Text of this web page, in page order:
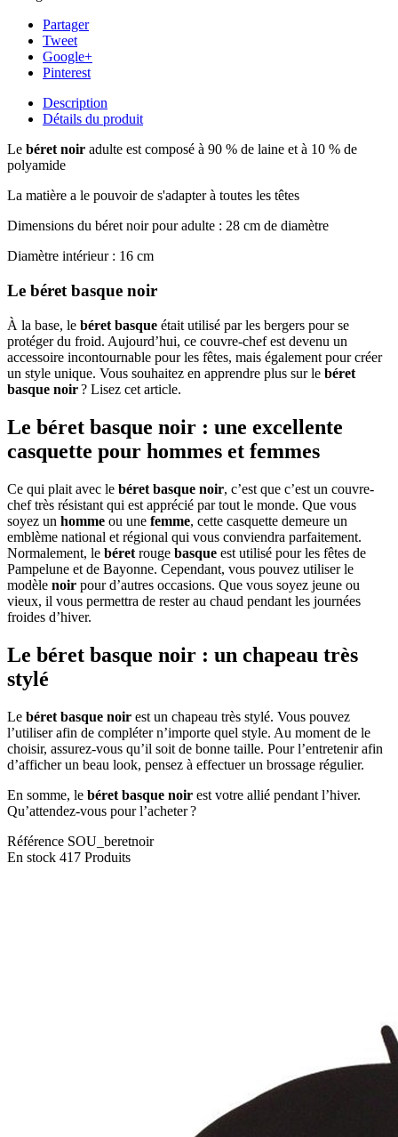
Partager
Tweet
Google+
Pinterest
Description
Détails du produit
Le béret noir adulte est composé à 90 % de laine et à 10 % de
polyamide
La matière a le pouvoir de s'adapter à toutes les têtes
Dimensions du béret noir pour adulte : 28 cm de diamètre
Diamètre intérieur : 16 cm
Le béret basque noir
À la base, le béret basque était utilisé par les bergers pour se
protéger du froid. Aujourd’hui, ce couvre-chef est devenu un
accessoire incontournable pour les fêtes, mais également pour créer
un style unique. Vous souhaitez en apprendre plus sur le béret
basque noir? Lisez cet article.
Le béret basque noir : une excellente
casquette pour hommes et femmes
Ce qui plait avec le béret basque noir, c’est que c’est un couvre-
chef très résistant qui est apprécié par tout le monde. Que vous
soyez un homme ou une femme, cette casquette demeure un
emblème national et régional qui vous conviendra parfaitement.
Normalement, le béret rouge basque est utilisé pour les fêtes de
Pampelune et de Bayonne. Cependant, vous pouvez utiliser le
modèle noir pour d’autres occasions. Que vous soyez jeune ou
vieux, il vous permettra de rester au chaud pendant les journées
froides d’hiver.
Le béret basque noir : un chapeau très
stylé
Le béret basque noir est un chapeau très stylé. Vous pouvez
l’utiliser afin de compléter n’importe quel style. Au moment de le
choisir, assurez-vous qu’il soit de bonne taille. Pour l’entretenir afin
d’afficher un beau look, pensez à effectuer un brossage régulier.
En somme, le béret basque noir est votre allié pendant l’hiver.
Qu’attendez-vous pour l’acheter ?
Référence SOU_beretnoir
En stock 417 Produits